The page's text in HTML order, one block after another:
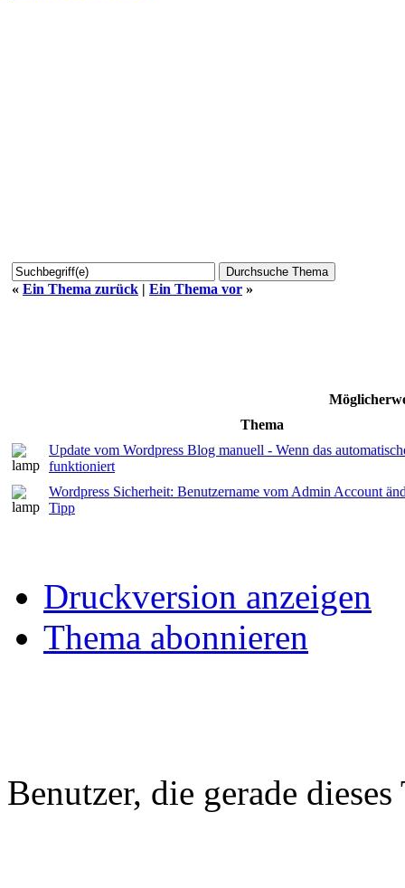
« Ein Thema zurück | Ein Thema vor »
Thema
Update vom Wordpress Blog manuell - Wenn das
funktioniert
Wordpress Sicherheit: Benutzername vom Admin Account
Tipp
Druckversion anzeigen
Thema abonnieren
Benutzer, die gerade